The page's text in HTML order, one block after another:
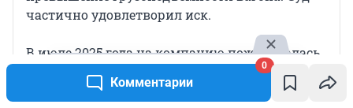
Комментарии
0
частично удовлетворил иск.
В июле 2025 года на компанию пожаловалась
администрация Владивостока. Власти хотели
взыскать пеню в размере 2,5 миллиона рублей